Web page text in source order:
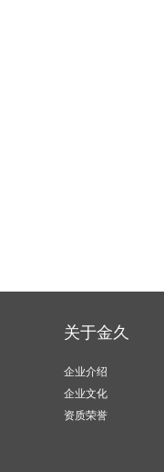
关于金久
企业介绍
企业文化
资质荣誉